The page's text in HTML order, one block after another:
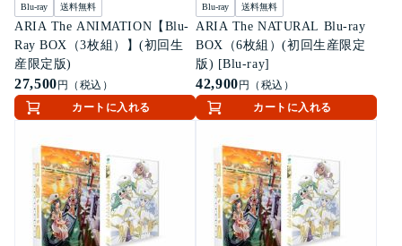
Blu-ray 送料無料
ARIA The ANIMATION【Blu-
Ray BOX（3枚組）】(初回生
産限定版)
27,500 円（税込）
カートに入れる
Blu-ray 送料無料
ARIA The NATURAL Blu-ray
BOX（6枚組）(初回生産限定
版) [Blu-ray]
42,900 円（税込）
カートに入れる